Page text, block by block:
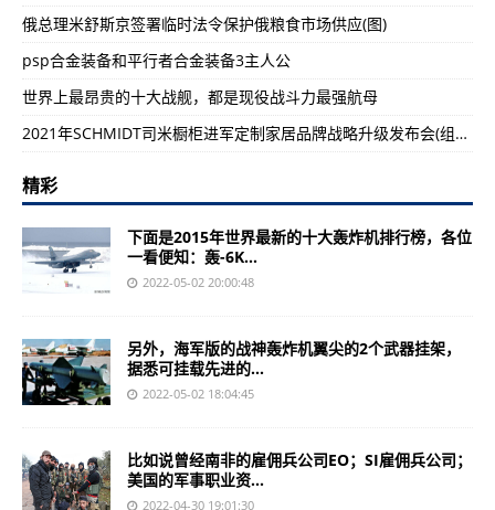
俄总理米舒斯京签署临时法令保护俄粮食市场供应(图)
psp合金装备和平行者合金装备3主人公
世界上最昂贵的十大战舰，都是现役战斗力最强航母
2021年SCHMIDT司米橱柜进军定制家居品牌战略升级发布会(组图)
精彩
下面是2015年世界最新的十大轰炸机排行榜，各位
一看便知：轰-6K...
2022-05-02 20:00:48
另外，海军版的战神轰炸机翼尖的2个武器挂架，
据悉可挂载先进的...
2022-05-02 18:04:45
比如说曾经南非的雇佣兵公司EO；SI雇佣兵公司；
美国的军事职业资...
2022-04-30 19:01:30